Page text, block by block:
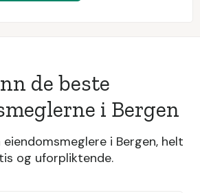
de beste
i Bergen
i Bergen, helt
og uforpliktende.